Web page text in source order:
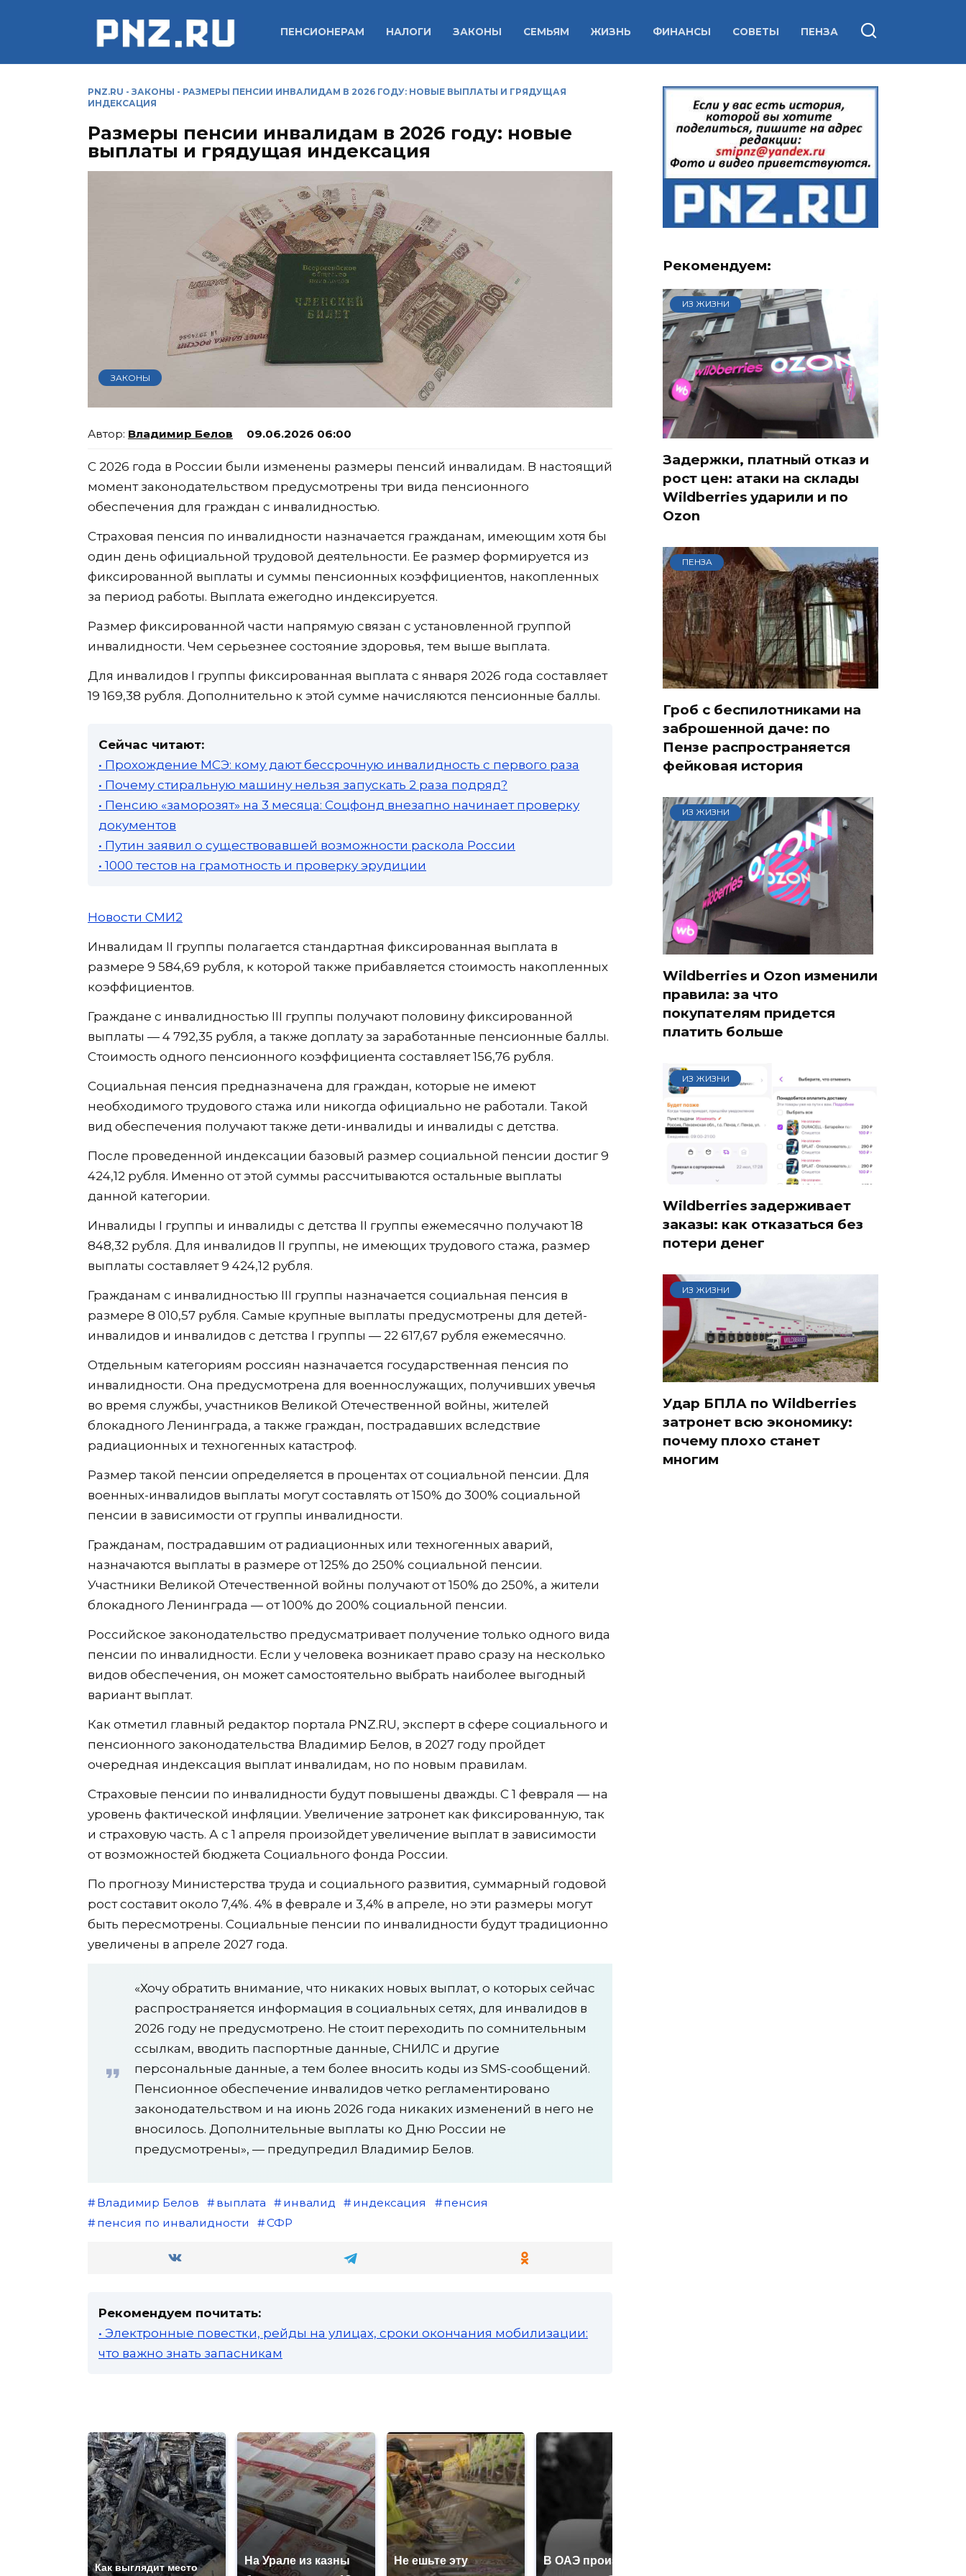
ПЕНСИОНЕРАМ НАЛОГИ ЗАКОНЫ СЕМЬЯМ ЖИЗНЬ ФИНАНСЫ СОВЕТЫ ПЕНЗА
PNZ.RU - ЗАКОНЫ - РАЗМЕРЫ ПЕНСИИ ИНВАЛИДАМ В 2026 ГОДУ: НОВЫЕ ВЫПЛАТЫ И ГРЯДУЩАЯ
ИНДЕКСАЦИЯ
Размеры пенсии инвалидам в 2026 году: новые
выплаты и грядущая индексация
ЗАКОНЫ
Владимир Белов 09.06.2026 06:00
С 2026 года в России были изменены размеры пенсий инвалидам. В настоящий
момент законодательством предусмотрены три вида пенсионного
обеспечения для граждан с инвалидностью.
Страховая пенсия по инвалидности назначается гражданам, имеющим хотя бы
один день официальной трудовой деятельности. Ее размер формируется из
фиксированной выплаты и суммы пенсионных коэффициентов, накопленных
за период работы. Выплата ежегодно индексируется.
Размер фиксированной части напрямую связан с установленной группой
инвалидности. Чем серьезнее состояние здоровья, тем выше выплата.
Для инвалидов I группы фиксированная выплата с января 2026 года составляет
19 169,38 рубля. Дополнительно к этой сумме начисляются пенсионные баллы.
Сейчас читают:
• Прохождение МСЭ: кому дают бессрочную инвалидность с первого раза
• Почему стиральную машину нельзя запускать 2 раза подряд?
• Пенсию «заморозят» на 3 месяца: Соцфонд внезапно начинает проверку
документов
• Путин заявил о существовавшей возможности раскола России
• 1000 тестов на грамотность и проверку эрудиции
Новости СМИ2
Инвалидам II группы полагается стандартная фиксированная выплата в
размере 9 584,69 рубля, к которой также прибавляется стоимость накопленных
коэффициентов.
Граждане с инвалидностью III группы получают половину фиксированной
выплаты — 4 792,35 рубля, а также доплату за заработанные пенсионные баллы.
Стоимость одного пенсионного коэффициента составляет 156,76 рубля.
Социальная пенсия предназначена для граждан, которые не имеют
необходимого трудового стажа или никогда официально не работали. Такой
вид обеспечения получают также дети-инвалиды и инвалиды с детства.
После проведенной индексации базовый размер социальной пенсии достиг 9
424,12 рубля. Именно от этой суммы рассчитываются остальные выплаты
данной категории.
Инвалиды I группы и инвалиды с детства II группы ежемесячно получают 18
848,32 рубля. Для инвалидов II группы, не имеющих трудового стажа, размер
выплаты составляет 9 424,12 рубля.
Гражданам с инвалидностью III группы назначается социальная пенсия в
размере 8 010,57 рубля. Самые крупные выплаты предусмотрены для детей-
инвалидов и инвалидов с детства I группы — 22 617,67 рубля ежемесячно.
Отдельным категориям россиян назначается государственная пенсия по
инвалидности. Она предусмотрена для военнослужащих, получивших увечья
во время службы, участников Великой Отечественной войны, жителей
блокадного Ленинграда, а также граждан, пострадавших вследствие
радиационных и техногенных катастроф.
Размер такой пенсии определяется в процентах от социальной пенсии. Для
военных-инвалидов выплаты могут составлять от 150% до 300% социальной
пенсии в зависимости от группы инвалидности.
Гражданам, пострадавшим от радиационных или техногенных аварий,
назначаются выплаты в размере от 125% до 250% социальной пенсии.
Участники Великой Отечественной войны получают от 150% до 250%, а жители
блокадного Ленинграда — от 100% до 200% социальной пенсии.
Российское законодательство предусматривает получение только одного вида
пенсии по инвалидности. Если у человека возникает право сразу на несколько
видов обеспечения, он может самостоятельно выбрать наиболее выгодный
вариант выплат.
Как отметил главный редактор портала PNZ.RU, эксперт в сфере социального и
пенсионного законодательства Владимир Белов, в 2027 году пройдет
очередная индексация выплат инвалидам, но по новым правилам.
Страховые пенсии по инвалидности будут повышены дважды. С 1 февраля — на
уровень фактической инфляции. Увеличение затронет как фиксированную, так
и страховую часть. А с 1 апреля произойдет увеличение выплат в зависимости
от возможностей бюджета Социального фонда России.
По прогнозу Министерства труда и социального развития, суммарный годовой
рост составит около 7,4%. 4% в феврале и 3,4% в апреле, но эти размеры могут
быть пересмотрены. Социальные пенсии по инвалидности будут традиционно
увеличены в апреле 2027 года.
«Хочу обратить внимание, что никаких новых выплат, о которых сейчас
распространяется информация в социальных сетях, для инвалидов в
2026 году не предусмотрено. Не стоит переходить по сомнительным
ссылкам, вводить паспортные данные, СНИЛС и другие
персональные данные, а тем более вносить коды из SMS-сообщений.
Пенсионное обеспечение инвалидов четко регламентировано
законодательством и на июнь 2026 года никаких изменений в него не
вносилось. Дополнительные выплаты ко Дню России не
предусмотрены», — предупредил Владимир Белов.
Владимир Белов выплата инвалид индексация
пенсия
пенсия по инвалидности
СФР
Рекомендуем почитать:
• Электронные повестки, рейды на улицах, сроки окончания мобилизации:
что важно знать запасникам
Как выглядит место
На Урале из казны
Не ешьте эту
В ОАЭ произошло
Рекомендуем:
ИЗ ЖИЗНИ
Задержки, платный отказ и
рост цен: атаки на склады
Wildberries ударили и по
Ozon
ПЕНЗА
Гроб с беспилотниками на
заброшенной даче: по
Пензе распространяется
фейковая история
ИЗ ЖИЗНИ
Wildberries и Ozon изменили
правила: за что
покупателям придется
платить больше
ИЗ ЖИЗНИ
Wildberries задерживает
заказы: как отказаться без
потери денег
ИЗ ЖИЗНИ
Удар БПЛА по Wildberries
затронет всю экономику:
почему плохо станет
многим